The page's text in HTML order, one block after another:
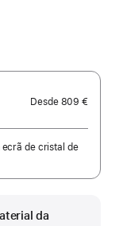
Desde 809 €
de cristal de
da